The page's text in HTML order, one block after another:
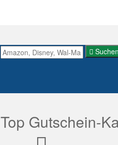
Suchen
Top Gutschein-